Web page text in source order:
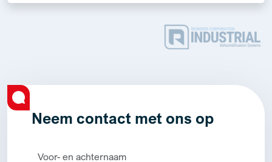
Neem contact met ons op